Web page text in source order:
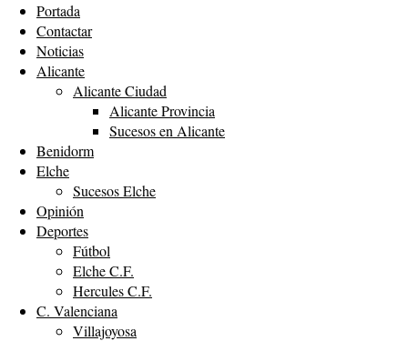
Portada
Contactar
Noticias
Alicante
Alicante Ciudad
Alicante Provincia
Sucesos en Alicante
Benidorm
Elche
Sucesos Elche
Opinión
Deportes
Fútbol
Elche C.F.
Hercules C.F.
C. Valenciana
Villajoyosa